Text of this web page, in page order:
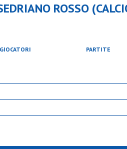
ROSSO
GIOCATORI PARTITE